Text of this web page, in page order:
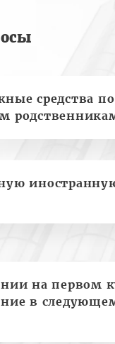
средства по
на первом
в